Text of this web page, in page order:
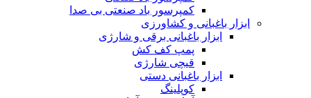
کمپرسور باد صنعتی بی صدا
ابزار باغبانی و کشاورزی
ابزار باغبانی برقی و شارژی
پمپ کف کش
قیچی شارژی
ابزار باغبانی دستی
کوپلینگ